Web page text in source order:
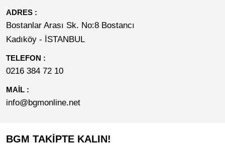
ADRES :
Bostanlar Arası Sk. No:8 Bostancı
Kadıköy - İSTANBUL
TELEFON :
0216 384 72 10
MAİL :
info@bgmonline.net
BGM TAKİPTE KALIN!